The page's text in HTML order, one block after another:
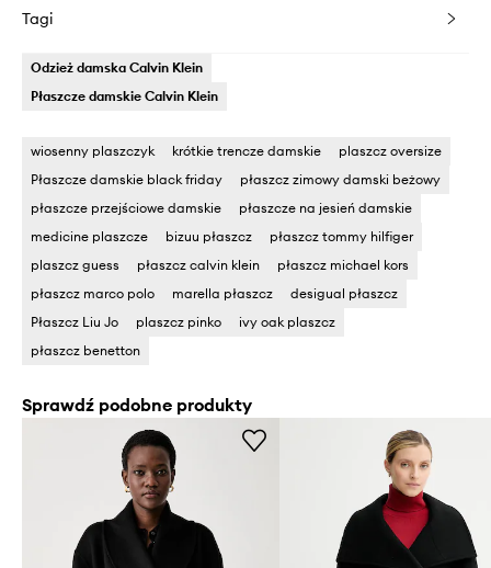
Tagi
Odzież damska Calvin Klein
Płaszcze damskie Calvin Klein
wiosenny plaszczyk krótkie trencze damskie
plaszcz oversize
Płaszcze damskie black friday
płaszcz zimowy damski beżowy
płaszcze przejściowe damskie
płaszcze na jesień damskie
medicine plaszcze
bizuu płaszcz
płaszcz tommy hilfiger
plaszcz guess
płaszcz calvin klein
płaszcz michael kors
płaszcz marco polo
marella płaszcz
desigual płaszcz
Płaszcz Liu Jo
plaszcz pinko
ivy oak plaszcz
płaszcz benetton
Sprawdź podobne produkty